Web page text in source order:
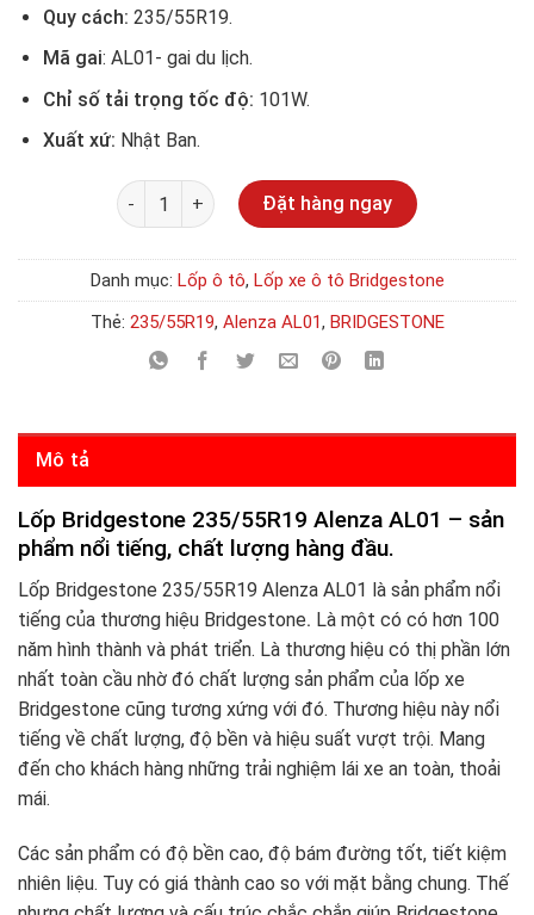
Quy cách: 235/55R19.
Mã gai: AL01- gai du lịch.
Chỉ số tải trọng tốc độ: 101W.
Xuất xứ: Nhật Ban.
Số lượng Đặt hàng ngay
Danh mục: Lốp ô tô, Lốp xe ô tô Bridgestone
Thẻ: 235/55R19, Alenza AL01, BRIDGESTONE
Mô tả
Lốp Bridgestone 235/55R19 Alenza AL01 – sản
phẩm nổi tiếng, chất lượng hàng đầu.
Lốp Bridgestone 235/55R19 Alenza AL01 là sản phẩm nổi
tiếng của thương hiệu Bridgestone. Là một có có hơn 100
năm hình thành và phát triển. Là thương hiệu có thị phần lớn
nhất toàn cầu nhờ đó chất lượng sản phẩm của lốp xe
Bridgestone cũng tương xứng với đó. Thương hiệu này nổi
tiếng về chất lượng, độ bền và hiệu suất vượt trội. Mang
đến cho khách hàng những trải nghiệm lái xe an toàn, thoải
mái.
Các sản phẩm có độ bền cao, độ bám đường tốt, tiết kiệm
nhiên liệu. Tuy có giá thành cao so với mặt bằng chung. Thế